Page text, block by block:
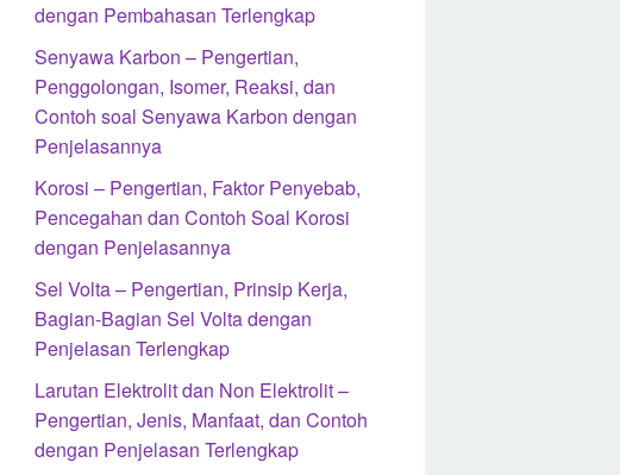
dengan Pembahasan Terlengkap
Senyawa Karbon – Pengertian,
Penggolongan, Isomer, Reaksi, dan
Contoh soal Senyawa Karbon dengan
Penjelasannya
Korosi – Pengertian, Faktor Penyebab,
Pencegahan dan Contoh Soal Korosi
dengan Penjelasannya
Sel Volta – Pengertian, Prinsip Kerja,
Bagian-Bagian Sel Volta dengan
Penjelasan Terlengkap
Larutan Elektrolit dan Non Elektrolit –
Pengertian, Jenis, Manfaat, dan Contoh
dengan Penjelasan Terlengkap